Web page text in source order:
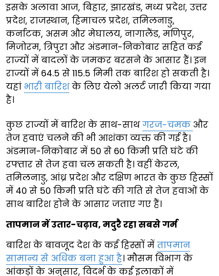
इसके अलावा आज, बिहार, झारखंड, मध्य प्रदेश, उत्तर
प्रदेश, राजस्थान, हिमाचल प्रदेश, तमिलनाडु,
कर्नाटक, असम और मेघालय, नागालैंड, मणिपुर,
मिजोरम, त्रिपुरा और अंडमान-निकोबार सहित कई
राज्यों में बादलों के जमकर बरसने के आसार हैं। इन
राज्यों में 64.5 से 115.5 मिमी तक बारिश हो सकती है।
यहां भारी बारिशके लिए येलो अलर्ट जारी किया गया
है।
कुछ राज्यों में बारिश के साथ-साथगरज-चमक और
तेज हवाएं चलने की भी आशंका व्यक्त की गई है।
अंडमान-निकोबार में 50 से 60 किमी प्रति घंटे की
रफ्तार से तेज हवा चल सकती है। वहीं केरल,
तमिलनाडु, आंध्र प्रदेश और दक्षिण भारत के कुछ हिस्सों
में 40 से 50 किमी प्रति घंटे की गति से तेज हवाओं के
साथ बारिश होने के आसार जताए गए हैं।
तापमान में उतार-चढ़ाव, मदुरै रहा सबसे गर्म
बारिश के बावजूद देश के कई हिस्सों में तापमान
सामान्य से अधिक बना हुआ है। मौसम विभाग के
आंकड़ों के अनुसार, विदर्भ के कई इलाकों में